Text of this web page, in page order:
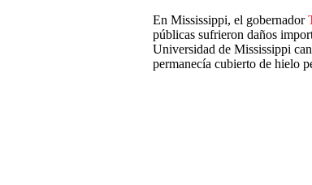
En Mississippi, el gobernador
públicas sufrieron daños
Universidad de Mississippi
permanecía cubierto de hielo